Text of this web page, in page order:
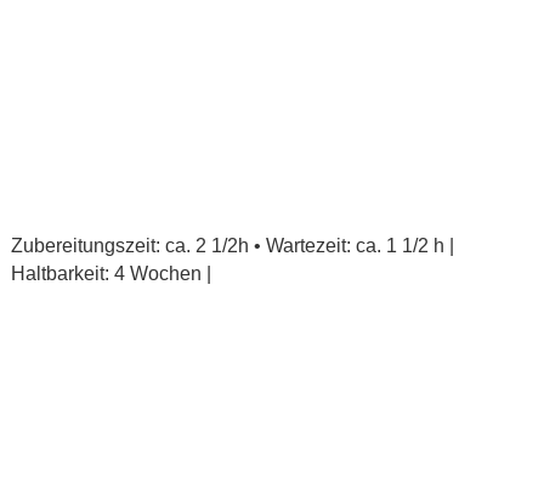
Zubereitungszeit: ca. 2 1/2h • Wartezeit: ca. 1 1/2 h |
Haltbarkeit: 4 Wochen |